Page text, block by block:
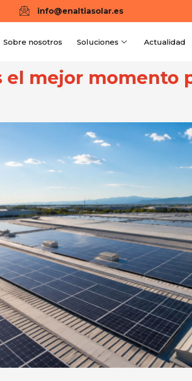
info@enaltiasolar.es
Sobre nosotros Soluciones Actualidad
el mejor momento